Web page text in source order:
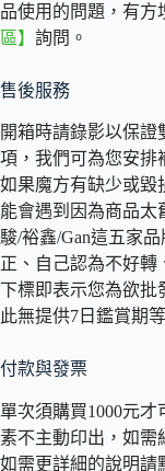
品使用的問題，有方
區】 詢問。
售後服務
開箱時請錄影以保
項，我們可為您安排
如果魔方有缺少或毀
能會遇到因為商品太
駿/裕鑫/Gan這五家
正、自己認為不好轉
下標即表示您為欲批
此無提供7日鑑賞期
付款與發票
單次須購買1000元
素不主動印出，如需
如需更詳細的說明請